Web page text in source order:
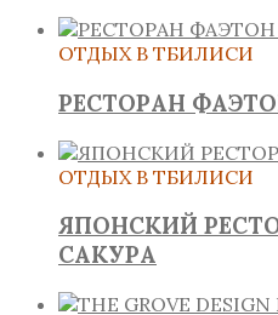
ОТДЫХ В ТБИЛИСИ
РЕСТОРАН
ОТДЫХ В ТБИЛИСИ
ЯПОНСКИЙ
САКУРА